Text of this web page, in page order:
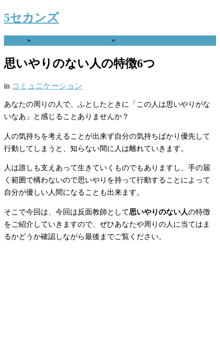
5セカンズ
» »
思いやりのない人の特徴6つ
in コミュニケーション
あなたの周りの人で、ふとしたときに「この人は思いやりがな
いなあ」と感じることありませんか？
人の気持ちを考えることが出来ず自分の気持ちばかり優先して
行動してしまうと、知らない間に人は離れていきます。
人は誰しも支えあって生きていくものでもありますし、手の届
く範囲で構わないので思いやりを持って行動することによって
自分が優しい人間になることも出来ます。
そこで今回は、今回は反面教師として思いやりのない人の特徴
をご紹介していきますので、ぜひあなたや周りの人に当てはま
るかどうか確認しながら最後までご覧ください。